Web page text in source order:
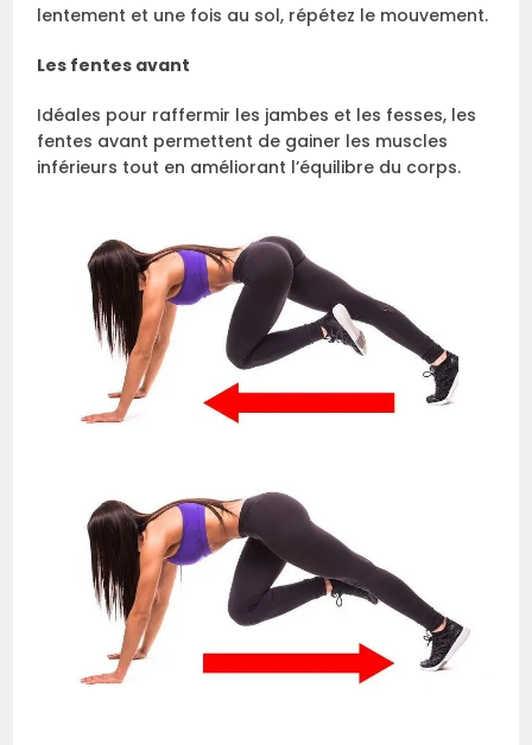
lentement et une fois au sol, répétez le mouvement.
Les fentes avant
Idéales pour raffermir les jambes et les fesses, les
fentes avant permettent de gainer les muscles
inférieurs tout en améliorant l’équilibre du corps.